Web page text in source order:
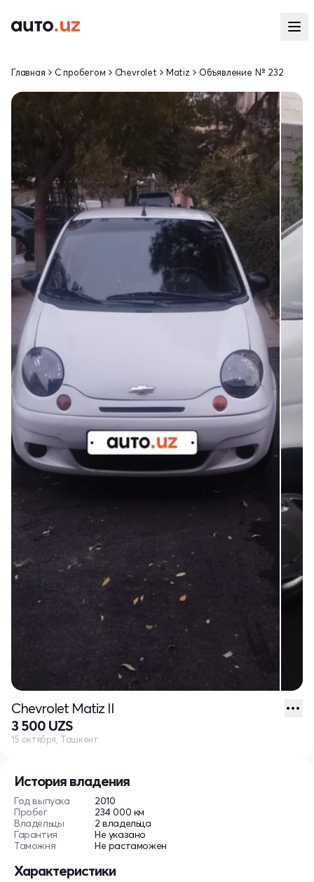
История владения
Год выпуска
2010
Пробег
234 000 км
Владельцы
2 владельца
Гарантия
Не указано
Таможня
Не растаможен
Характеристики
Главная С пробегом Chevrolet Matiz Объявление № 232
Chevrolet Matiz II
3 500 UZS
15 октября, Ташкент